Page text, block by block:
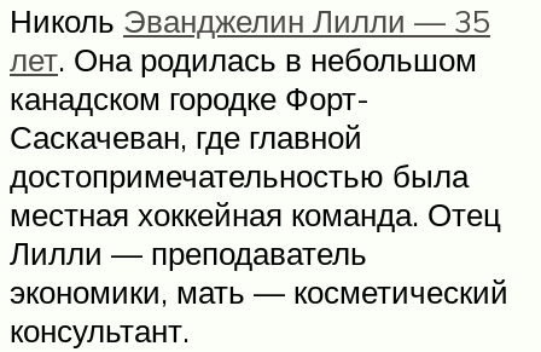
Николь Эванджелин Лилли — 35
лет. Она родилась в небольшом
канадском городке Форт-
Саскачеван, где главной
достопримечательностью была
местная хоккейная команда. Отец
Лилли — преподаватель
экономики, мать — косметический
консультант.